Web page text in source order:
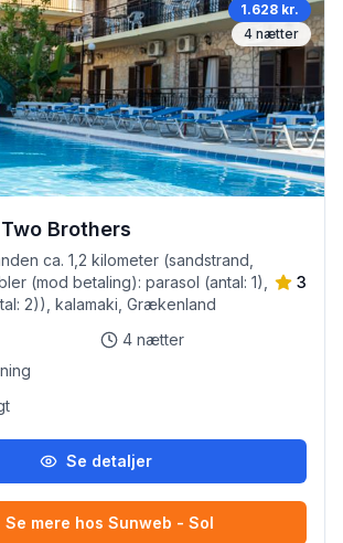
1.628 kr.
4 nætter
Brothers
ca. 1,2 kilometer (sandstrand,
(mod betaling): parasol (antal: 1),
2)), kalamaki, Grækenland
3
4 nætter
Se detaljer
Se mere hos Sunweb - Sol